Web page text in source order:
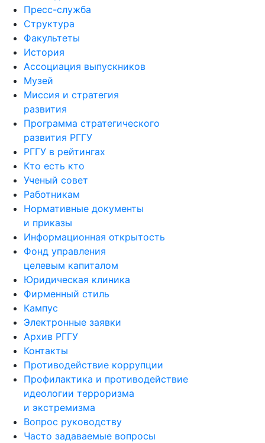
Пресс-служба
Структура
Факультеты
История
Ассоциация выпускников
Музей
Миссия и стратегия
развития
Программа стратегического
развития РГГУ
РГГУ в рейтингах
Кто есть кто
Ученый совет
Работникам
Нормативные документы
и приказы
Информационная открытость
Фонд управления
целевым капиталом
Юридическая клиника
Фирменный стиль
Кампус
Электронные заявки
Архив РГГУ
Контакты
Противодействие коррупции
Профилактика и противодействие
идеологии терроризма
и экстремизма
Вопрос руководству
Часто задаваемые вопросы